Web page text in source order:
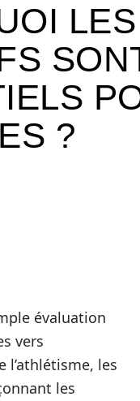
?
évaluation
vers
l’athlétisme, les
les